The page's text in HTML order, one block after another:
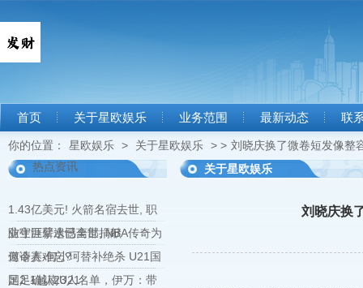
首页 关于星欧娱乐 业务范围 最新动态 联
你的位置： 星欧娱乐 > 关于星欧娱乐 > > 刘晓庆换了微卷短发像整
热点资讯
1.43亿美元! 火箭名宿去世, 职
业生涯薪水已全部捐献
防守巨擘遗憾离世, NBA传奇为
何令人难忘?
邀请赛-何小珂替补绝杀 U21国
足2-1越南U21
国足确认23人名单，伊万：带
关于星欧娱乐
刘晓庆换